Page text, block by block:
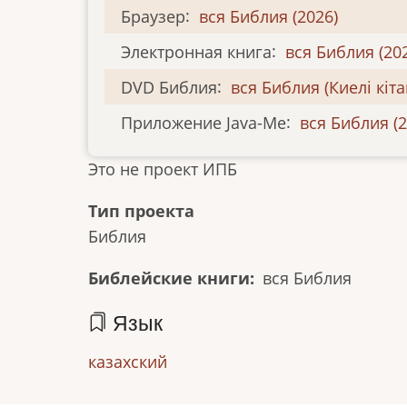
Браузер: вся Библия (2026)
Электронная книга: вся Библия
DVD Библия: вся Библия (Киелі
Приложение Java-Me: вся Библия
Это не проект ИПБ
Тип проекта
Библия
Библейские книги
вся Библия
Язык
казахский